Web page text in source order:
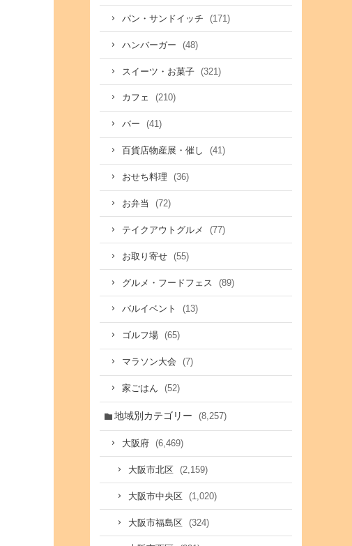
パン・サンドイッチ (171)
ハンバーガー (48)
スイーツ・お菓子 (321)
カフェ (210)
バー (41)
百貨店物産展・催し (41)
おせち料理 (36)
お弁当 (72)
テイクアウトグルメ (77)
お取り寄せ (55)
グルメ・フードフェス (89)
バルイベント (13)
ゴルフ場 (65)
マラソン大会 (7)
家ごはん (52)
地域別カテゴリー (8,257)
大阪府 (6,469)
大阪市北区 (2,159)
大阪市中央区 (1,020)
大阪市福島区 (324)